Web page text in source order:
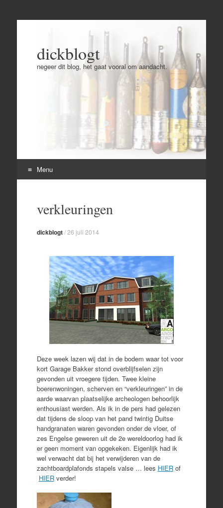
dickblogt
negeer dit blog, het gaat vooral om aandacht.
Menu
contentverkleuringen
dickblogt/26 juli 2014
Deze week lazen wij dat in de bodem waar tot voor
kort Garage Bakker stond overblijfselen zijn
gevonden uit vroegere tijden. Twee kleine
boerenwoningen, scherven en “verkleuringen” in de
aarde waarvan plaatselijke archeologen behoorlijk
enthousiast werden. Als ik in de pers had gelezen
dat tijdens de sloop van het pand twintig Duitse
handgranaten waren gevonden onder de vloer, of
zes Engelse geweren uit de 2e wereldoorlog had ik
er geen moment van opgekeken. Eigenlijk had ik
wel verwacht dat bij het verwijderen van de
zachtboardplafonds stapels valse … lees HIERof
HIERverder!